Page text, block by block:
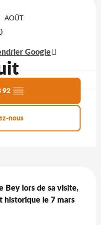
AOÛT
Google
92 ▒▒
nous
Bey lors de sa visite,
historique le 7 mars